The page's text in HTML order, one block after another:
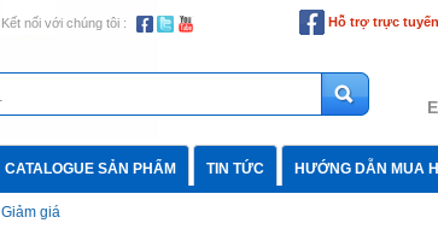
Kết nối với chúng tôi : Hỗ trợ trực tuyến
CATALOGUE SẢN PHẨM TIN TỨC HƯỚNG DẪN MUA
Giảm giá